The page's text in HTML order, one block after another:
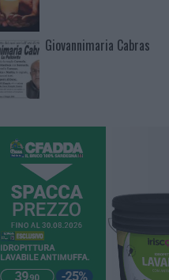
Giovannimaria Cabras